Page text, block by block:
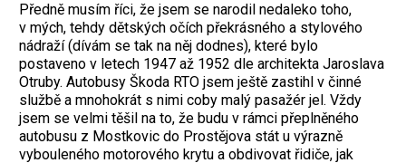
Předně musím říci, že jsem se narodil nedaleko toho,
v mých, tehdy dětských očích překrásného a stylového
nádraží (dívám se tak na něj dodnes), které bylo
postaveno v letech 1947 až 1952 dle architekta Jaroslava
Otruby. Autobusy Škoda RTO jsem ještě zastihl v činné
službě a mnohokrát s nimi coby malý pasažér jel. Vždy
jsem se velmi těšil na to, že budu v rámci přeplněného
autobusu z Mostkovic do Prostějova stát u výrazně
vybouleného motorového krytu a obdivovat řidiče, jak